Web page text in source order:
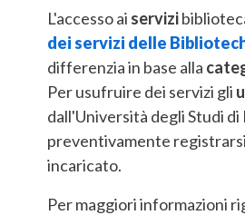
L'accesso ai servizi
dei servizi delle
differenzia in base alla
Per usufruire dei servizi gli
dall'Università degli Studi
preventivamente
incaricato.
Per maggiori informazioni